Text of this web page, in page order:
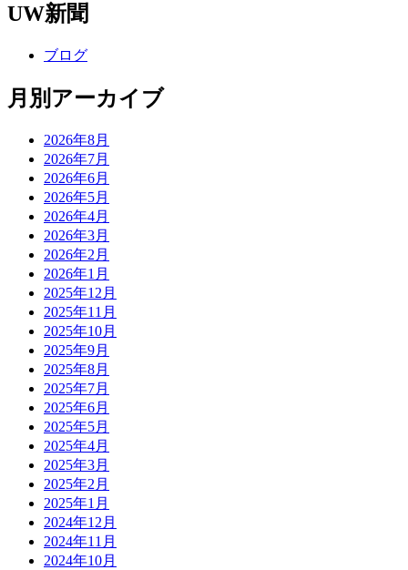
UW新聞
ブログ
月別アーカイブ
2026年8月
2026年7月
2026年6月
2026年5月
2026年4月
2026年3月
2026年2月
2026年1月
2025年12月
2025年11月
2025年10月
2025年9月
2025年8月
2025年7月
2025年6月
2025年5月
2025年4月
2025年3月
2025年2月
2025年1月
2024年12月
2024年11月
2024年10月